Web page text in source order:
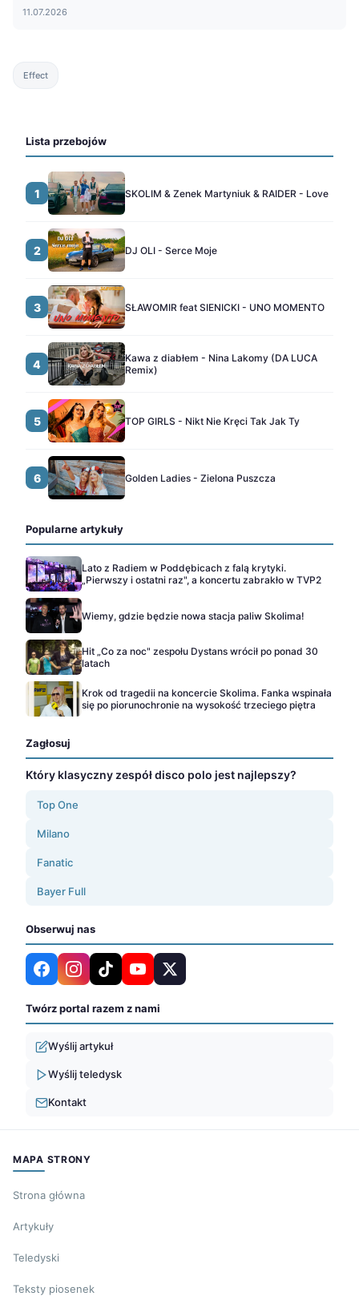
11.07.2026
Effect
Lista przebojów
1 SKOLIM & Zenek Martyniuk & RAIDER - Love
2 DJ OLI - Serce Moje
3 SŁAWOMIR feat SIENICKI - UNO MOMENTO
4
Kawa z diabłem - Nina Lakomy (DA LUCA
Remix)
5 TOP GIRLS - Nikt Nie Kręci Tak Jak Ty
6 Golden Ladies - Zielona Puszcza
Popularne artykuły
Lato z Radiem w Poddębicach z falą krytyki.
„Pierwszy i ostatni raz", a koncertu zabrakło w TVP2
Wiemy, gdzie będzie nowa stacja paliw Skolima!
Hit „Co za noc" zespołu Dystans wrócił po ponad 30
latach
Krok od tragedii na koncercie Skolima. Fanka wspinała
się po piorunochronie na wysokość trzeciego piętra
Zagłosuj
Który klasyczny zespół disco polo jest najlepszy?
Top One
Milano
Fanatic
Bayer Full
Obserwuj nas
Twórz portal razem z nami
Wyślij artykuł
Wyślij teledysk
Kontakt
MAPA STRONY
Strona główna
Artykuły
Teledyski
Teksty piosenek